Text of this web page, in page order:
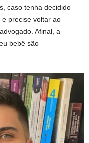
caso tenha decidido
e precise voltar ao
Afinal, a
bebê são